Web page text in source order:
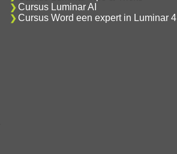
Cursus Luminar AI
Cursus Word een expert in Luminar 4